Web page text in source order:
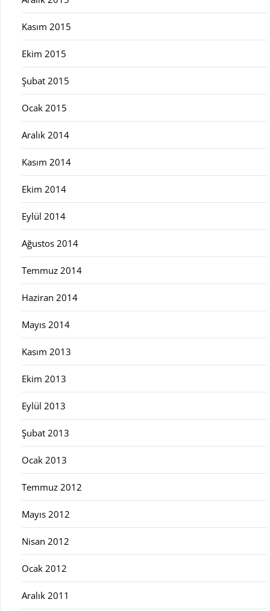
Kasım 2015
Ekim 2015
Şubat 2015
Ocak 2015
Aralık 2014
Kasım 2014
Ekim 2014
Eylül 2014
Ağustos 2014
Temmuz 2014
Haziran 2014
Mayıs 2014
Kasım 2013
Ekim 2013
Eylül 2013
Şubat 2013
Ocak 2013
Temmuz 2012
Mayıs 2012
Nisan 2012
Ocak 2012
Aralık 2011